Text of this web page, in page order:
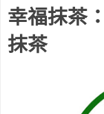
幸福抹茶
抹茶